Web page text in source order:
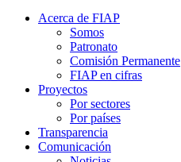
Acerca de FIAP
Somos
Patronato
Comisión Permanente
FIAP en cifras
Proyectos
Por sectores
Por países
Transparencia
Comunicación